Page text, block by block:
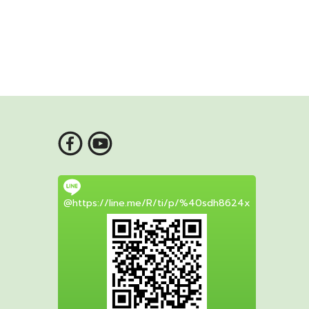
@https://line.me/R/ti/p/%40sdh8624x